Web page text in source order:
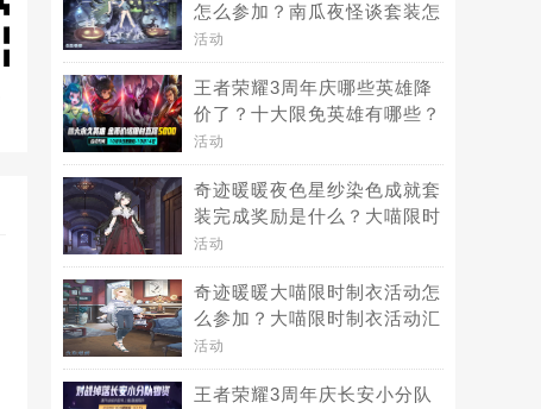
怎么参加？南瓜夜怪谈套装怎
么得？
活动
王者荣耀3周年庆哪些英雄降
价了？十大限免英雄有哪些？
活动
奇迹暖暖夜色星纱染色成就套
装完成奖励是什么？大喵限时
制衣夜色星纱染色成就套装
[图]
活动
奇迹暖暖大喵限时制衣活动怎
么参加？大喵限时制衣活动汇
总[图]
活动
王者荣耀3周年庆长安小分队